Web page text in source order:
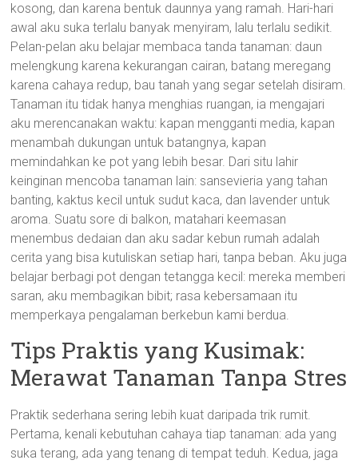
kosong, dan karena bentuk daunnya yang ramah. Hari-hari
awal aku suka terlalu banyak menyiram, lalu terlalu sedikit.
Pelan-pelan aku belajar membaca tanda tanaman: daun
melengkung karena kekurangan cairan, batang meregang
karena cahaya redup, bau tanah yang segar setelah disiram.
Tanaman itu tidak hanya menghias ruangan, ia mengajari
aku merencanakan waktu: kapan mengganti media, kapan
menambah dukungan untuk batangnya, kapan
memindahkan ke pot yang lebih besar. Dari situ lahir
keinginan mencoba tanaman lain: sansevieria yang tahan
banting, kaktus kecil untuk sudut kaca, dan lavender untuk
aroma. Suatu sore di balkon, matahari keemasan
menembus dedaian dan aku sadar kebun rumah adalah
cerita yang bisa kutuliskan setiap hari, tanpa beban. Aku juga
belajar berbagi pot dengan tetangga kecil: mereka memberi
saran, aku membagikan bibit; rasa kebersamaan itu
memperkaya pengalaman berkebun kami berdua.
Tips Praktis yang Kusimak:
Merawat Tanaman Tanpa Stres
Praktik sederhana sering lebih kuat daripada trik rumit.
Pertama, kenali kebutuhan cahaya tiap tanaman: ada yang
suka terang, ada yang tenang di tempat teduh. Kedua, jaga